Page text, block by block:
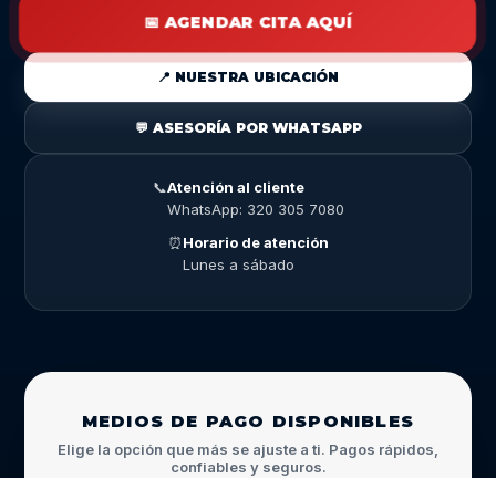
📅 AGENDAR CITA AQUÍ
📍 NUESTRA UBICACIÓN
💬 ASESORÍA POR WHATSAPP
📞Atención al cliente
WhatsApp: 320 305 7080
⏰Horario de atención
Lunes a sábado
MEDIOS DE PAGO DISPONIBLES
Elige la opción que más se ajuste a ti. Pagos rápidos,
confiables y seguros.